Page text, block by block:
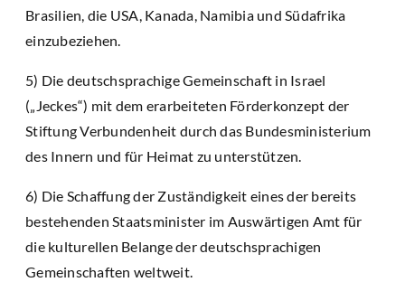
Brasilien, die USA, Kanada, Namibia und Südafrika
einzubeziehen.
5) Die deutschsprachige Gemeinschaft in Israel
(„Jeckes“) mit dem erarbeiteten Förderkonzept der
Stiftung Verbundenheit durch das Bundesministerium
des Innern und für Heimat zu unterstützen.
6) Die Schaffung der Zuständigkeit eines der bereits
bestehenden Staatsminister im Auswärtigen Amt für
die kulturellen Belange der deutschsprachigen
Gemeinschaften weltweit.